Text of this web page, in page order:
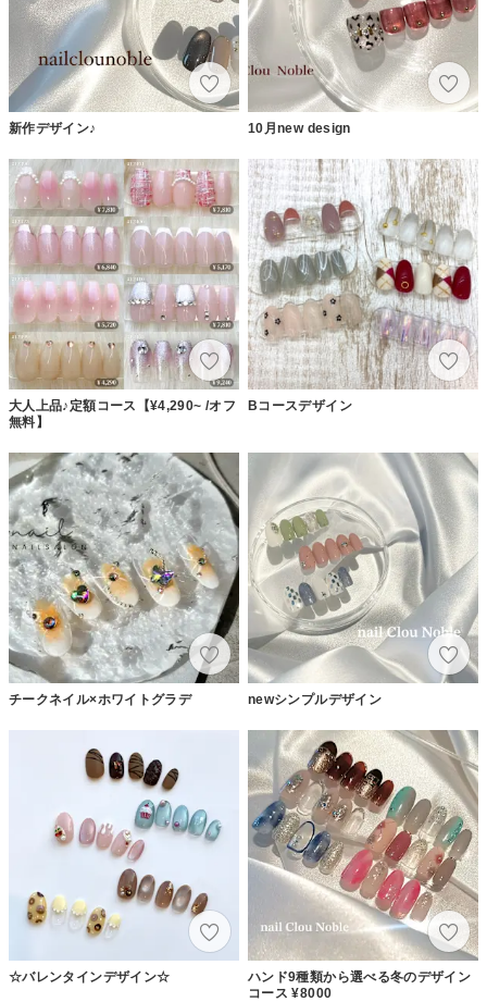
新作デザイン♪ 10月new design
大人上品♪定額コース【¥4,290~ /オフ
無料】
Bコースデザイン
チークネイル×ホワイトグラデ newシンプルデザイン
☆バレンタインデザイン☆
ハンド9種類から選べる冬のデザイン
コース ¥8000